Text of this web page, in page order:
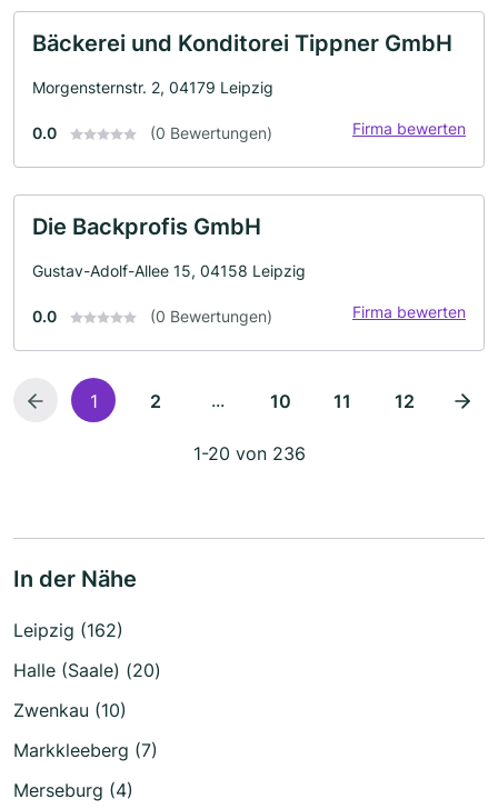
Bäckerei und Konditorei Tippner GmbH
Morgensternstr. 2, 04179 Leipzig
0.0 (0 Bewertungen) Firma bewerten
Die Backprofis GmbH
Gustav-Adolf-Allee 15, 04158 Leipzig
0.0 (0 Bewertungen) Firma bewerten
1 2 ... 10 11 12
1-20 von 236
In der Nähe
Leipzig (162)
Halle (Saale) (20)
Zwenkau (10)
Markkleeberg (7)
Merseburg (4)